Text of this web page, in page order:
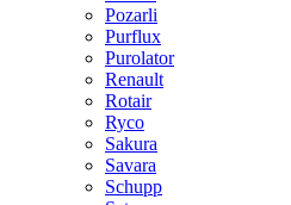
Pozarli
Purflux
Purolator
Renault
Rotair
Ryco
Sakura
Savara
Schupp